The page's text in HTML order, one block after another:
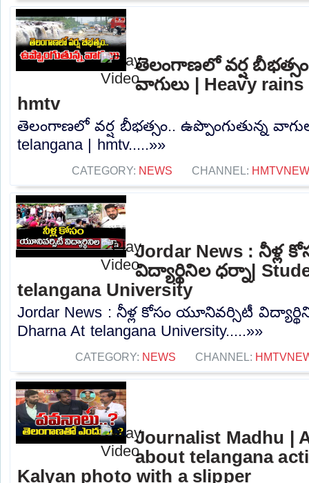
తెలంగాణలో వర్ష
వాగులు | Heavy
hmtv
తెలంగాణలో వర్ష బీభత్సం.. ఉప్పొంగుతున్న
telangana | hmtv.....»»
CATEGORY: NEWS CHANNEL:
Jordar News : నీళ్ల
విద్యార్థినిల ధర్నా|
telangana University
Jordar News : నీళ్ల కోసం యూనివర్సిటీ
Dharna At telangana University.....»»
CATEGORY: NEWS CHANNEL:
Journalist Madhu |
about telangana
Kalyan photo with a slipper